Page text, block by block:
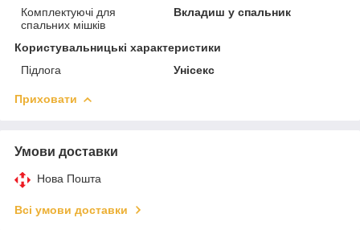
Комплектуючі для
спальних мішків
Вкладиш у спальник
Користувальницькі характеристики
Підлога
Унісекс
Приховати
Умови доставки
Нова Пошта
Всі умови доставки